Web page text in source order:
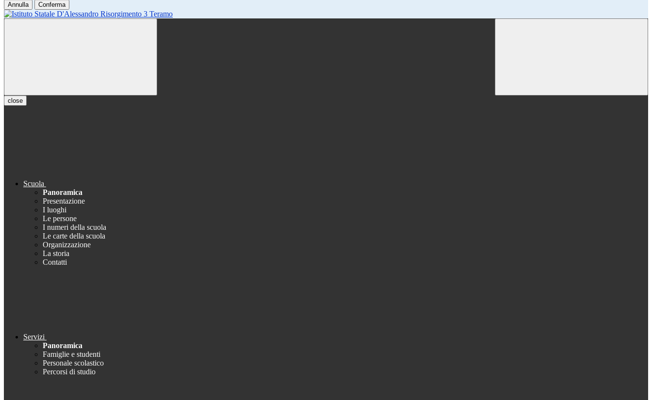
Annulla Conferma
close
Scuola
Panoramica
Presentazione
I luoghi
Le persone
I numeri della scuola
Le carte della scuola
Organizzazione
La storia
Contatti
Servizi
Panoramica
Famiglie e studenti
Personale scolastico
Percorsi di studio